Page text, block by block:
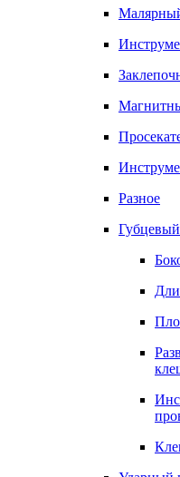
Разное